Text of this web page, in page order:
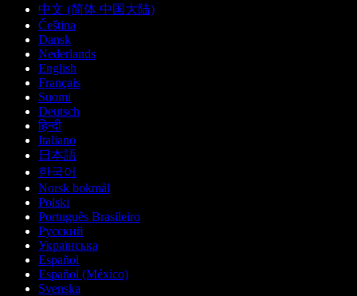
中文 (简体 中国大陆)
Čeština
Dansk
Nederlands
English
Français
Suomi
Deutsch
हिन्दी
Italiano
日本語
한국어
Norsk bokmål
Polski
Português Brasileiro
Русский
Українська
Español
Español (México)
Svenska